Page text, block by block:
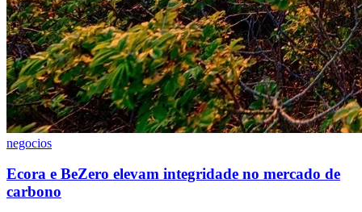
Fórmula 1
UFC
Tênis (ATP)
MLB
NHL
Atletismo
Vôlei
NBB
Competições de Futebol
Brasileirão Série B
Paulistão
negocios
Ecora e BeZero elevam integridade no mercado de
carbono